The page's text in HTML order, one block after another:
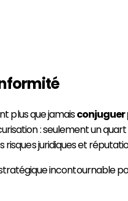
plus que jamaisconjuguer
: seulement un
juridiques et
incontournable